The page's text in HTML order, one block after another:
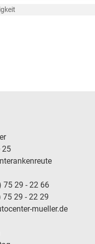
25
75 29 - 22 66
75 29 - 22 29
mueller.de